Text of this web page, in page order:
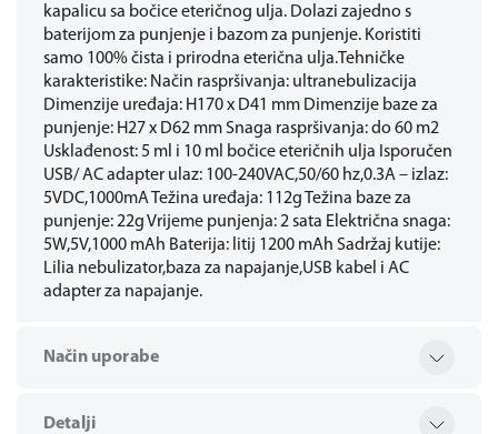
kapalicu sa bočice eteričnog ulja. Dolazi zajedno s
baterijom za punjenje i bazom za punjenje. Koristiti
samo 100% čista i prirodna eterična ulja.Tehničke
karakteristike: Način raspršivanja: ultranebulizacija
Dimenzije uređaja: H170 x D41 mm Dimenzije baze za
punjenje: H27 x D62 mm Snaga raspršivanja: do 60 m2
Usklađenost: 5 ml i 10 ml bočice eteričnih ulja Isporučen
USB/ AC adapter ulaz: 100-240VAC,50/60 hz,0.3A – izlaz:
5VDC,1000mA Težina uređaja: 112g Težina baze za
punjenje: 22g Vrijeme punjenja: 2 sata Električna snaga:
5W,5V,1000 mAh Baterija: litij 1200 mAh Sadržaj kutije:
Lilia nebulizator,baza za napajanje,USB kabel i AC
adapter za napajanje.
Način uporabe
Detalji